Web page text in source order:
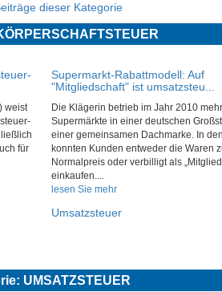
dieser Kategorie
weist
für
Supermarkt-Rabattmodell: Auf
"Mitgliedschaft" ist umsatzsteu...
Die Klägerin betrieb im Jahr 2010
Supermärkte in einer deutschen
einer gemeinsamen Dachmarke. In
konnten Kunden entweder die Waren
Normalpreis oder verbilligt als
einkaufen....
lesen Sie mehr
Umsatzsteuer
UMSATZSTEUER